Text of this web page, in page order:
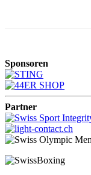
Sponsoren
Partner